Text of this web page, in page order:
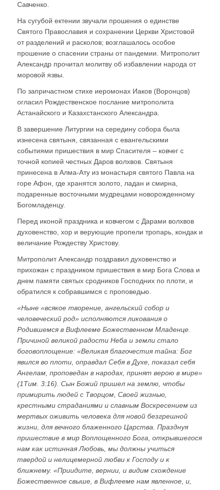
Савченко.
На сугубой ектении звучали прошения о единстве
Святого Православия и сохранении Церкви Христовой
от разделений и расколов; возглашалось особое
прошение о спасении страны от пандемии. Митрополит
Александр прочитал молитву об избавлении народа от
моровой язвы.
По запричастном стихе иеромонах Иаков (Воронцов)
огласил Рождественское послание митрополита
Астанайского и Казахстанского Александра.
В завершение Литургии на середину собора была
изнесена святыня, связанная с евангельскими
событиями пришествия в мир Спасителя – ковчег с
точной копией честных Даров волхвов. Святыня
принесена в Алма-Ату из монастыря святого Павла на
горе Афон, где хранятся золото, ладан и смирна,
подаренные восточными мудрецами новорожденному
Богомладенцу.
Перед иконой праздника и ковчегом с Дарами волхвов
духовенство, хор и верующие пропели тропарь, кондак и
величание Рождеству Христову.
Митрополит Александр поздравил духовенство и
прихожан с праздником пришествия в мир Бога Слова и
днем памяти святых сродников Господних по плоти, и
обратился к собравшимся с проповедью.
«Ныне «всякое творение, ангельский собор и
человеческий род» исполняются ликования о
Родившемся в Вифлееме Божественном Младенце.
Причиной великой радости Неба и земли стало
боговоплощение: «Великая благочестия тайна: Бог
явился во плоти, оправдал Себя в Духе, показал себя
Ангелам, проповедан в народах, принят верою в мире»
(1Тим. 3:16). Сын Божий пришел на землю, чтобы
примирить людей с Творцом, Своей жизнью,
крестными страданиями и славным Воскресением из
мертвых оживить человека для новой безгрешной
жизни, для вечного блаженного Царства. Празднуя
пришествие в мир Воплощенного Бога, открывшегося
нам как истинная Любовь, мы должны учиться
твердой и нелицемерной любви к Господу и к
ближнему. «Приидите, вернии, и видим схождение
Божественное свыше, в Вифлееме нам явленное, и,